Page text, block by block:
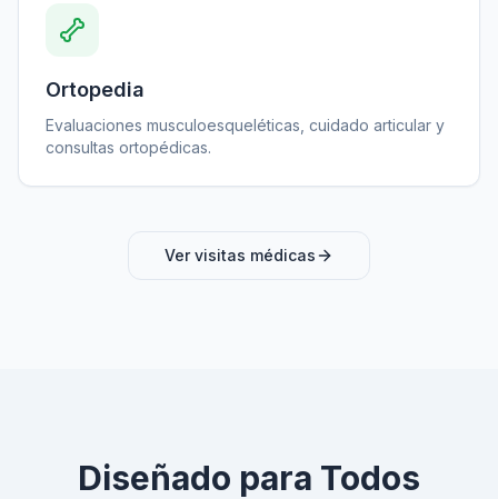
Ortopedia
Evaluaciones musculoesqueléticas, cuidado articular y
consultas ortopédicas.
Ver visitas médicas
Diseñado para Todos